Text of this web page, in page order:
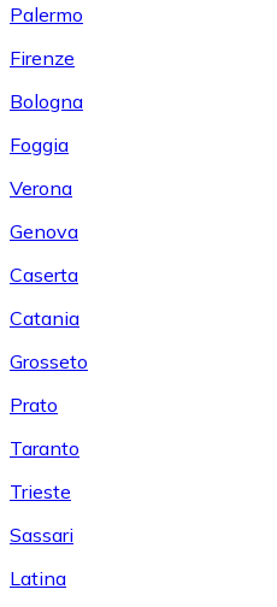
Palermo
Firenze
Bologna
Foggia
Verona
Genova
Caserta
Catania
Grosseto
Prato
Taranto
Trieste
Sassari
Latina